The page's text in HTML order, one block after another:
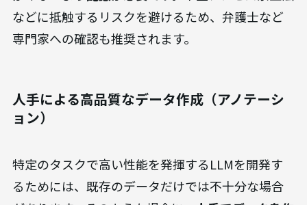
などに抵触するリスクを避けるため、弁護士など
専門家への確認も推奨されます。
人手による高品質なデータ作成（アノテーシ
ョン）
特定のタスクで高い性能を発揮するLLMを開発す
るためには、既存のデータだけでは不十分な場合